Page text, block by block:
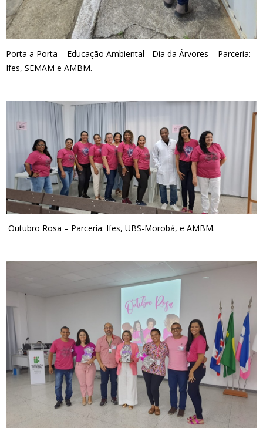
Porta a Porta – Educação Ambiental - Dia da Árvores – Parceria:
Ifes, SEMAM e AMBM.
Outubro Rosa – Parceria: Ifes, UBS-Morobá, e AMBM.